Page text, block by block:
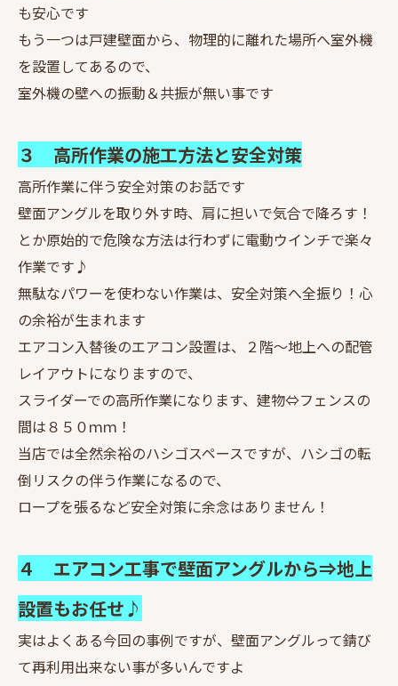
も安心です
もう一つは戸建壁面から、物理的に離れた場所へ室外機
を設置してあるので、
室外機の壁への振動＆共振が無い事です
３ 高所作業の施工方法と安全対策
高所作業に伴う安全対策のお話です
壁面アングルを取り外す時、肩に担いで気合で降ろす！
とか原始的で危険な方法は行わずに電動ウインチで楽々
作業です♪
無駄なパワーを使わない作業は、安全対策へ全振り！心
の余裕が生まれます
エアコン入替後のエアコン設置は、２階～地上への配管
レイアウトになりますので、
スライダーでの高所作業になります、建物⇔フェンスの
間は８５０ｍｍ！
当店では全然余裕のハシゴスペースですが、ハシゴの転
倒リスクの伴う作業になるので、
ロープを張るなど安全対策に余念はありません！
４ エアコン工事で壁面アングルから⇒地上
設置もお任せ♪
実はよくある今回の事例ですが、壁面アングルって錆び
て再利用出来ない事が多いんですよ